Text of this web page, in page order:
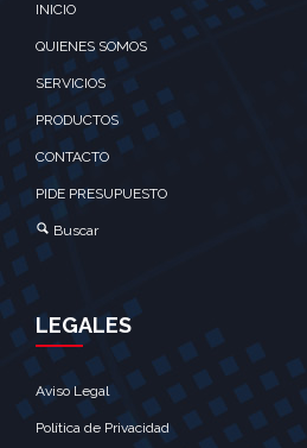
INICIO
QUIENES SOMOS
SERVICIOS
PRODUCTOS
CONTACTO
PIDE PRESUPUESTO
Buscar
LEGALES
Aviso Legal
Política de Privacidad